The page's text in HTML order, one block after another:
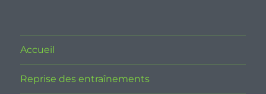
Accueil
Reprise des entraînements